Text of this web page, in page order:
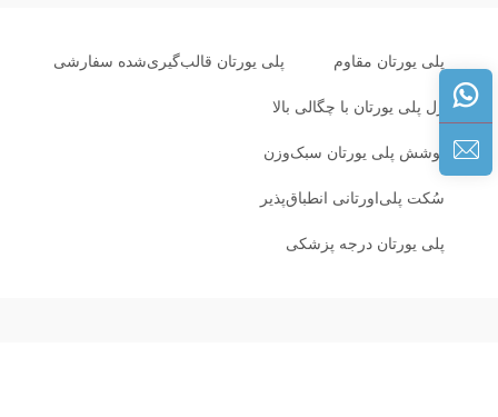
پلی یورتان مقاوم پلی یورتان قالب‌گیری‌شده سفارشی
ژل پلی یورتان با چگالی بالا
پوشش پلی یورتان سبک‌وزن
سُکت پلی‌اورتانی انطباق‌پذیر
پلی یورتان درجه پزشکی